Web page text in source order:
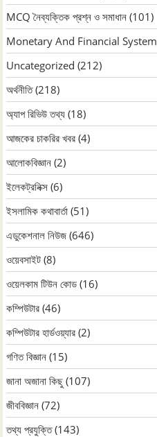
MCQ নৈব্যক্তিক প্রশ্ন ও সমাধান (101)
Monetary And Financial System
Uncategorized (212)
অর্থনীতি(218)
অ্যাপ রিভিউ তথ্য (18)
আজকের চাকরির খবর (4)
আলোকবিজ্ঞান (2)
ইলেকট্রনিক্স (6)
ইসলামিক কথাবার্তা (51)
এডুকেশনাল নিউজ (646)
ওয়েবসাইট (8)
ওয়েলকাম টিউন কোড (16)
কম্পিউটার (46)
কম্পিউটার হার্ডওয়্যার (2)
গণিত বিজ্ঞান (15)
জানা অজানা কিছু (107)
জীববিজ্ঞান (72)
তথ্য প্রযুক্তি(143)